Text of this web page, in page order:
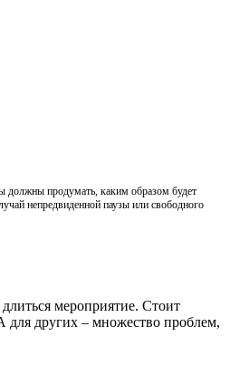
должны продумать, каким образом будет
непредвиденной паузы или свободного
мероприятие. Стоит
для других – множество проблем,